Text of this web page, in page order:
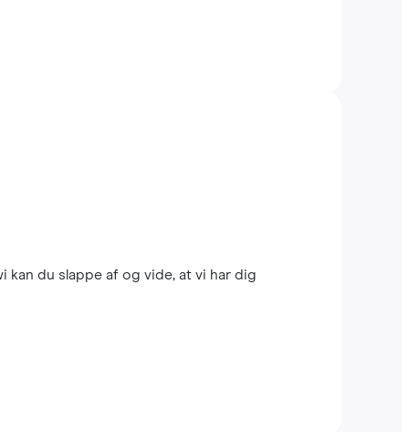
du slappe af og vide, at vi har dig